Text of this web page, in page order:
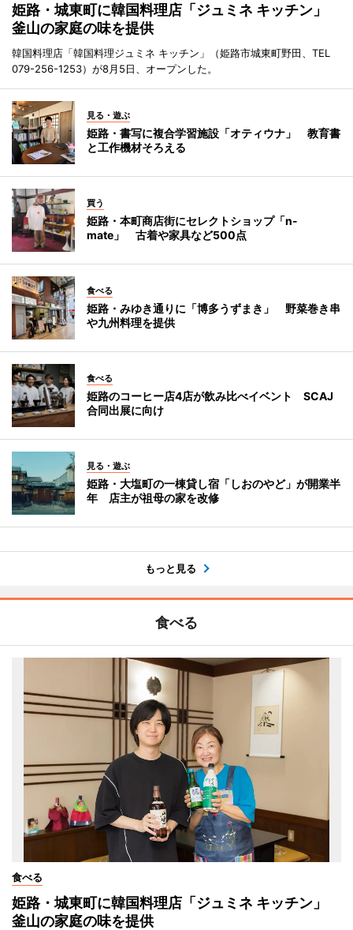
姫路・城東町に韓国料理店「ジュミネ キッチン」
釜山の家庭の味を提供
韓国料理店「韓国料理ジュミネ キッチン」（姫路市城東町野田、TEL
079-256-1253）が8月5日、オープンした。
見る・遊ぶ
姫路・書写に複合学習施設「オティウナ」 教育書
と工作機材そろえる
買う
姫路・本町商店街にセレクトショップ「n-
mate」 古着や家具など500点
食べる
姫路・みゆき通りに「博多うずまき」 野菜巻き串
や九州料理を提供
食べる
姫路のコーヒー店4店が飲み比べイベント SCAJ
合同出展に向け
見る・遊ぶ
姫路・大塩町の一棟貸し宿「しおのやど」が開業半
年 店主が祖母の家を改修
もっと見る
食べる
食べる
姫路・城東町に韓国料理店「ジュミネ キッチン」
釜山の家庭の味を提供